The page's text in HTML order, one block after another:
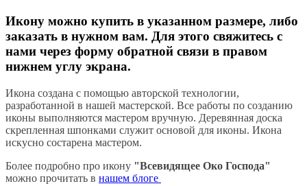
Икону можно купить в указанном размере, либо
заказать в нужном вам. Для этого свяжитесь с
нами через форму обратной связи в правом
нижнем углу экрана.
Икона создана с помощью авторской технологии,
разработанной в нашей мастерской. Все работы по созданию
иконы выполняются мастером вручную. Деревянная доска
скрепленная шпонками служит основой для иконы. Икона
искусно состарена мастером.
Более подробно про икону "Всевидящее Око Господа"
можно прочитать в нашем блоге